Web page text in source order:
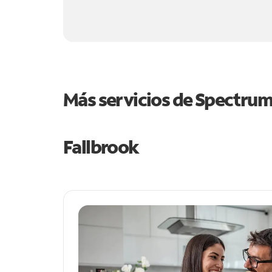
Más servicios de
Fallbrook